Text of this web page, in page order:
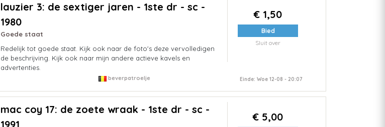
lauzier 3: de sextiger jaren - 1ste dr - sc -
1980
Goede staat
Redelijk tot goede staat. Kijk ook naar de foto's deze vervolledigen
de beschrijving. Kijk ook naar mijn andere actieve kavels en
advertenties.
€ 1,50
Bied
Sluit over
beverpatroelje Einde: Woe 12-08 - 20:07
mac coy 17: de zoete wraak - 1ste dr - sc -
1991
€ 5,00